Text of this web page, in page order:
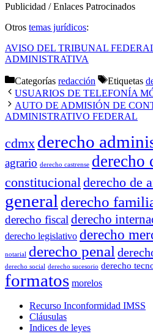
Publicidad / Enlaces Patrocinados
Otros temas jurídicos:
AVISO DEL TRIBUNAL
ADMINISTRATIVA
Categorías redacción Etiquetas
USUARIOS DE TELEFONÍA
AUTO DE ADMISIÓN DE
ADMINISTRATIVO FEDERAL
cdmx derecho
agrario derecho castrense derecho
constitucionalderecho de
general derecho
derecho fiscal derecho
derecho legislativo derecho
notarial derecho penal
derecho social derecho sucesorio derecho
formatos morelos
Recurso Inconformidad IMSS
Cláusulas
Indices de leyes